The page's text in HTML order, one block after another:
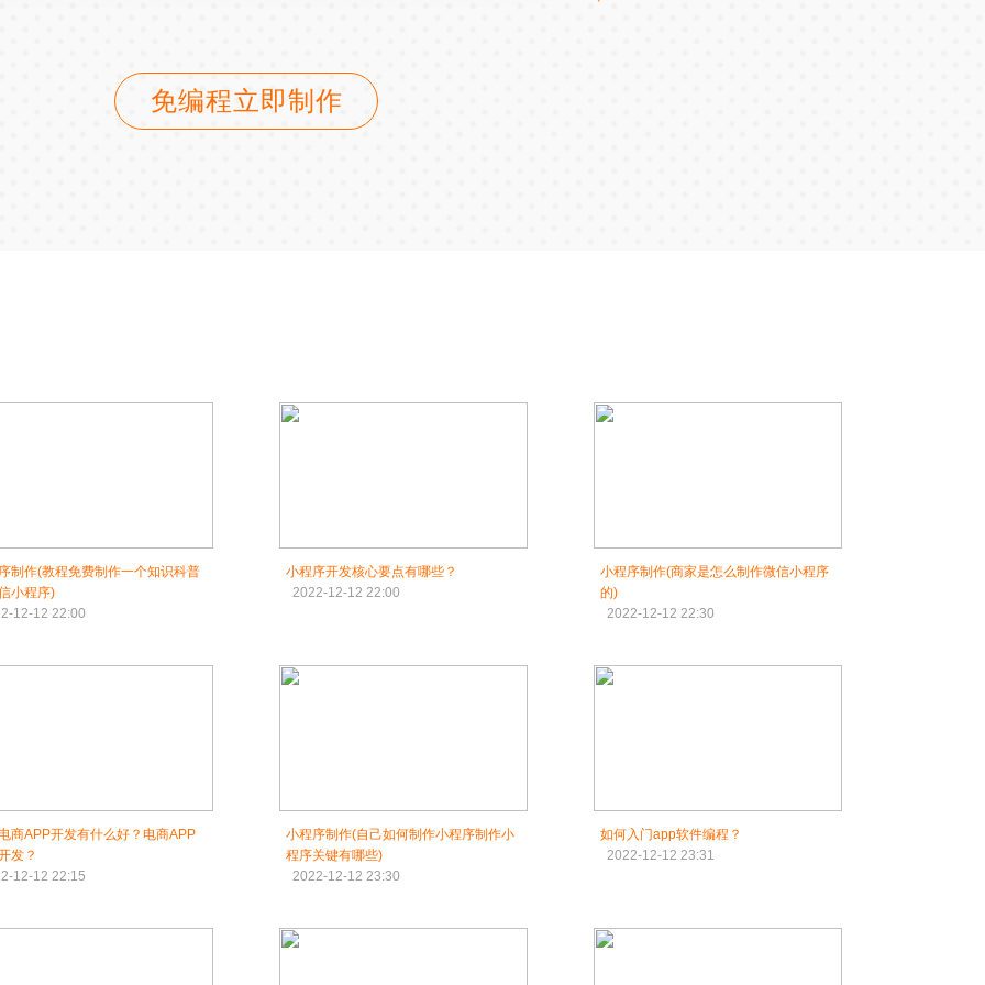
免编程立即制作
制作(教程免费制作一个知识科普
小程序)
12-12 22:00
小程序开发核心要点有哪些？
2022-12-12 22:00
小程序制作(商家是怎么制作微信小程序
的)
2022-12-12 22:30
商APP开发有什么好？电商APP
发？
12-12 22:15
小程序制作(自己如何制作小程序制作小
程序关键有哪些)
2022-12-12 23:30
如何入门app软件编程？
2022-12-12 23:31